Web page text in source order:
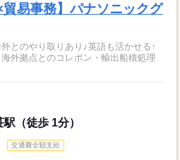
貿易事務】パナソニックグ
とのやり取りあり♪英語も活かせる↑
外拠点とのコレポン・輸出船積処理
（徒歩 1分）
交通費全額支給